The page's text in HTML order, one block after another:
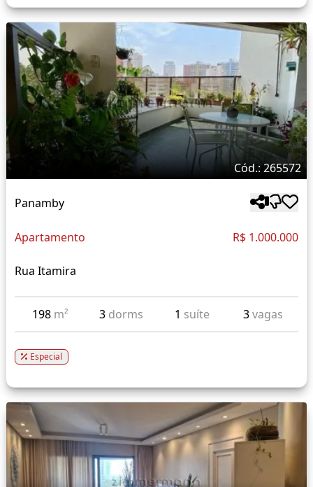
Cód.: 265572
Panamby
Apartamento R$ 1.000.000
Rua Itamira
198 m² 3 dorms 1 suíte 3vagas
Especial